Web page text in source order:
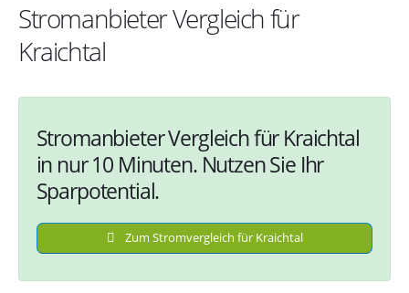
Stromanbieter Vergleich für
Kraichtal
Stromanbieter Vergleich für Kraichtal
in nur 10 Minuten. Nutzen Sie Ihr
Sparpotential.
Zum Stromvergleich für Kraichtal